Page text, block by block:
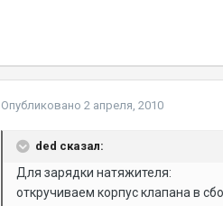
Опубликовано 2 апреля, 2010
ded сказал:
Для зарядки натяжителя:
откручиваем корпус клапана в